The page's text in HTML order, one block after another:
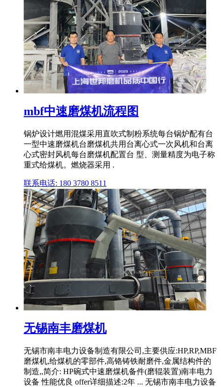
mbf中速磨煤机流程图
锅炉设计燃用混煤采用直吹式制粉系统每台锅炉配有台
一型中速磨煤机台磨煤机共用台离心式一次风机和台离
心式密封风机每台磨煤机配置台 型、测量精度为电子称
重式给煤机。燃烧器采用 .
联系电话: 180 3780 8511
无锡南丰磨煤机
无锡市南丰电力设备制造有限公司,主要供应:HP,RP,MBF
磨煤机,给煤机的零部件,高铬铸铁耐磨件,金属结构件的
制造,,简介: HP碗式中速磨煤机备件(磨辊装置)南丰电力
设备 性能优良 offer详细描述:2年 ... 无锡市南丰电力设备